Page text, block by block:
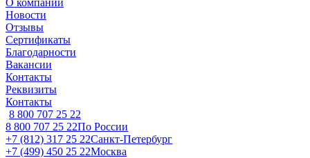
О компании
Новости
Отзывы
Сертификаты
Благодарности
Вакансии
Контакты
Реквизиты
Контакты
8 800 707 25 22
8 800 707 25 22По России
+7 (812) 317 25 22Санкт-Петербург
+7 (499) 450 25 22Москва